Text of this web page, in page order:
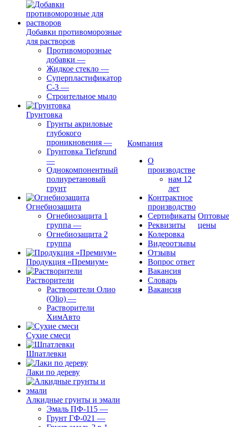
Добавки противоморозные
для растворов
Противоморозные
добавки —
Жидкое стекло —
Суперпластификатор
С-3 —
Строительное мыло
Грунтовка
Грунты акриловые
глубокого
проникновения —
Грунтовка Tiefgrund
—
Однокомпонентный
полиуретановый
грунт
Огнебиозащита
Огнебиозащита 1
группа —
Огнебиозащита 2
группа
Продукция «Премиум»
Растворители
Растворители Олио
(Olio) —
Растворители
ХимАвто
Сухие смеси
Шпатлевки
Лаки по дереву
Алкидные грунты и эмали
Эмаль ПФ-115 —
Грунт ГФ-021 —
Компания
О
производстве
нам 12
лет
Контрактное
производство
Сертификаты
Реквизиты
Колеровка
Видеоотзывы
Отзывы
Вопрос ответ
Вакансия
Словарь
Вакансия
Оптовые
цены